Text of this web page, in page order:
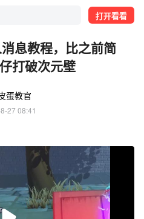
打开看看
息教程，比之前简
打破次元壁
蛋教官
27 08:41